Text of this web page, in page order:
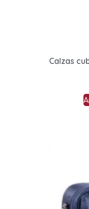
Calzas